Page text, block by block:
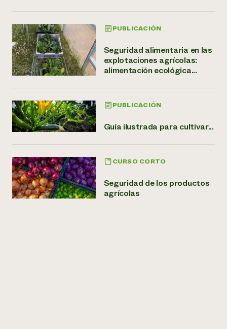
PUBLICACIÓN
Seguridad alimentaria en las
explotaciones agrícolas:
alimentación ecológica...
PUBLICACIÓN
Guía ilustrada para cultivar...
CURSO CORTO
Seguridad de los productos
agrícolas